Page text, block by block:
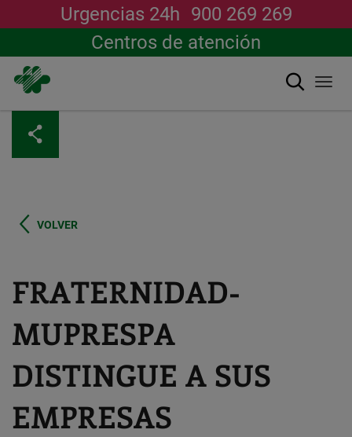
contenido
principal
Urgencias 24h 900 269 269
Centros de atención
Buscar
VOLVER
FRATERNIDAD-
MUPRESPA
DISTINGUE A SUS
EMPRESAS